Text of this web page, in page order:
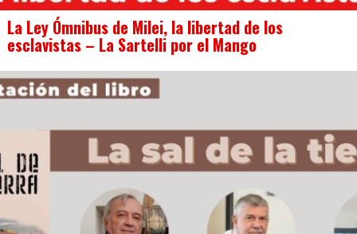
La Ley Ómnibus de Milei, la libertad de los
esclavistas – La Sartelli por el Mango